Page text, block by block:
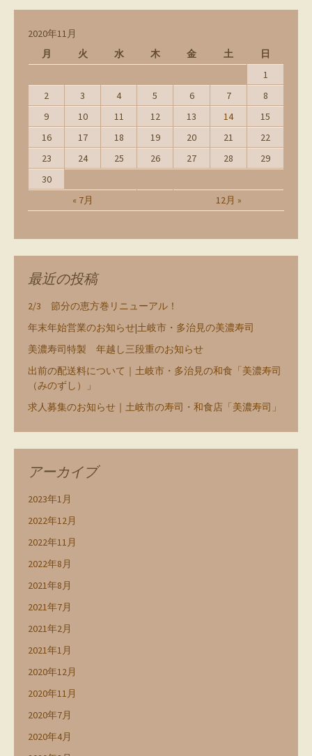
2020年11月
月
火 水 木 金 土 日
« 7月 12月 »
1
2
3 4 5 6 7
8
9
10 11 12 13 14
15
16
17 18 19 20 21
22
23
24 25 26 27 28
29
30
最近の投稿
2/3 節分の恵方巻リニューアル！
年末年始営業のお知らせ|土岐市・多治見の美濃寿司
美濃寿司特製 年越し三段重のお知らせ
出前の配送料について｜土岐市・多治見の和食「美濃寿司
（みのずし）」
求人募集のお知らせ｜土岐市の寿司・和食店「美濃寿司」
アーカイブ
2023年1月
2022年12月
2022年11月
2022年8月
2021年8月
2021年7月
2021年2月
2021年1月
2020年12月
2020年11月
2020年7月
2020年4月